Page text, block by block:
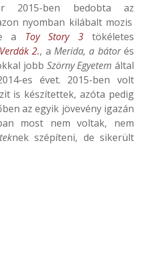
2015-ben bedobta az
nyomban kilábalt mozis
a Toy Story 3tökéletes
Verdák 2., aMerida, a bátorés
jobb Szörny Egyetem által
es évet. 2015-ben volt
is készítettek, azóta pedig
az egyik jövevény igazán
most nem voltak, nem
nek szépíteni, de sikerült